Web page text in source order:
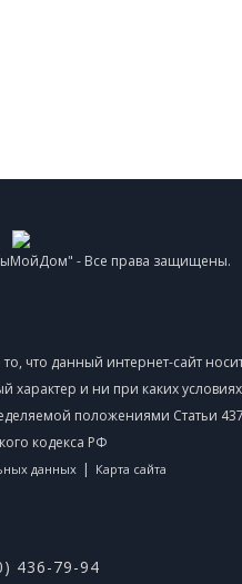
- Все права защищены.
что данный интернет-сайт
и ни при каких
положениями Статьи
кодекса РФ
данных | Карта сайта
436-79-94